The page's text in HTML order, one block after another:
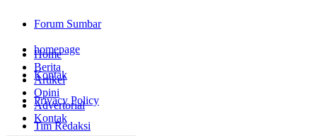
Forum Sumbar
homepage
Kontak
Privacy Policy
Tim Redaksi
Home
Berita
Artikel
Opini
Advertorial
Kontak